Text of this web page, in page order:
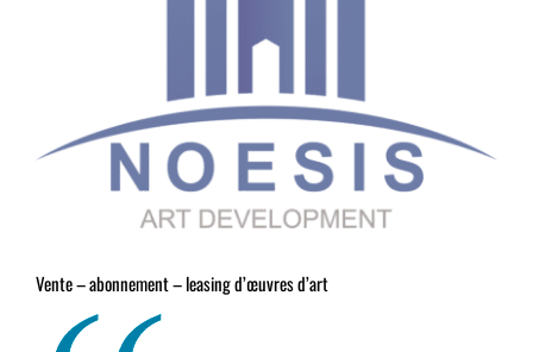
Vente – abonnement – leasing d’œuvres d’art